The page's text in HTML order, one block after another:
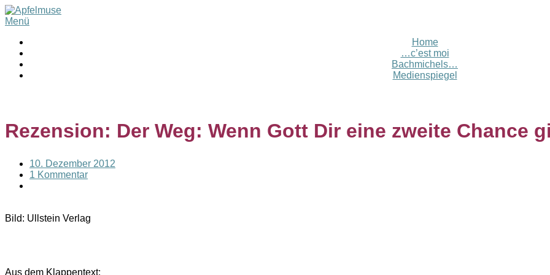
Menü
Home
…c’est moi
Bachmichels…
Medienspiegel
Rezension: Der Weg: Wenn Gott Dir eine zweite Chance
10. Dezember 2012
1 Kommentar
Bild: Ullstein Verlag
Aus dem Klappentext: